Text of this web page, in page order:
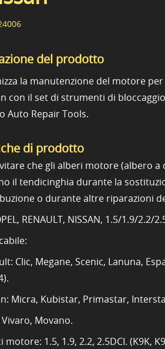
del prodotto
la manutenzione del motore per
con il set di strumenti di
Auto Repair Tools.
di prodotto
che gli alberi motore (albero
il tendicinghia durante la
o durante altre riparazioni
RENAULT, NISSAN, 1.5/1.9/2.2/
Clic, Megane, Scenic, Lanuna,
Micra, Kubistar, Primastar,
Vivaro, Movano.
motore: 1.5, 1.9, 2.2, 2.5DCI. (K9K,